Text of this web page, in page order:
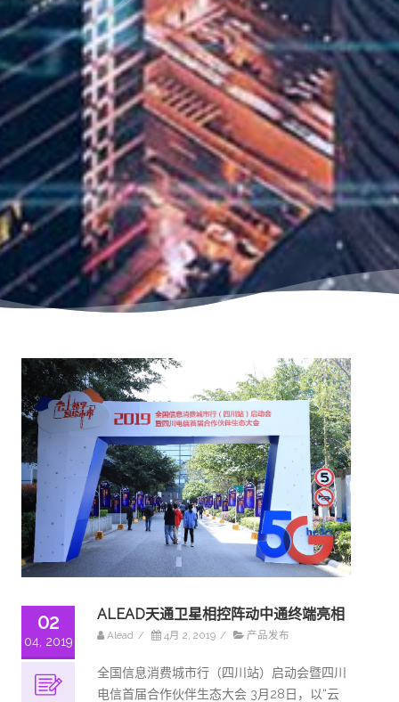
02
04, 2019
ALEAD天通卫星相控阵动中通终端亮相
Alead / 4月 2, 2019 / 产品发布
全国信息消费城市行（四川站）启动会暨四川
电信首届合作伙伴生态大会 3月28日，以“云